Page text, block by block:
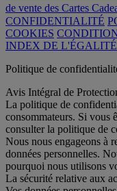
de vente des Cartes
CONFIDENTIALITÉ
COOKIES
INDEX DE
Politique de
Avis Intégral de
La politique de
consommateurs. Si vous
consulter la politique de
Nous nous engageons à
données personnelles.
pourquoi nous utilisons
La sécurité relative aux